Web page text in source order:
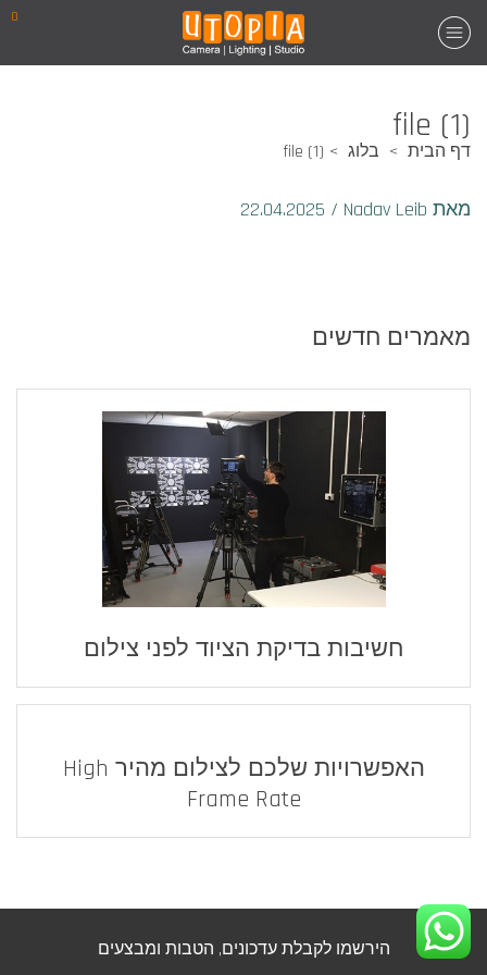
0
file (1)
דף הבית בלוג file (1)
מאת Nadav Leib /
מאמרים חדשים
חשיבות בדיקת הציוד לפני צילום
האפשרויות שלכם לצילום מהיר High
Frame Rate
הירשמו לקבלת עדכונים, הטבות ומבצעים